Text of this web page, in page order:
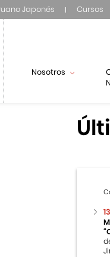
Japonés Cursos
Nosotros